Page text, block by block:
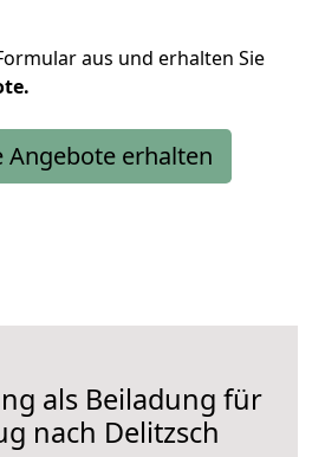
aus und erhalten Sie
Angebote erhalten
als Beiladung für
nach Delitzsch